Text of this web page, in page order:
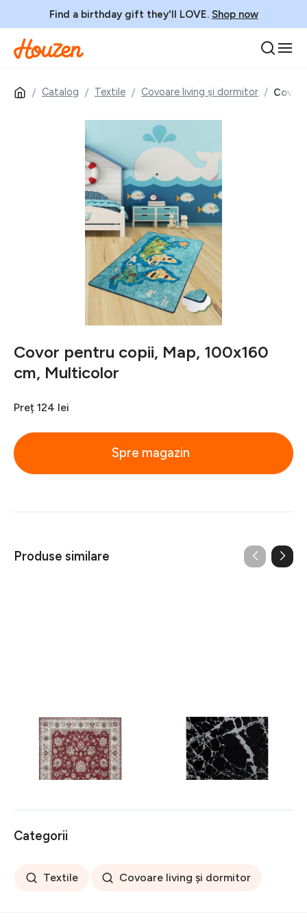
Find a birthday gift they'll LOVE. Shop now
Catalog Textile Covoare living și dormitor Covor
Covor pentru copii, Map, 100x160
cm, Multicolor
Preț 124 lei
Spre magazin
Produse similare
Covor rezistent Eko, ALT
05 - Red, Ivory, 100%
poliester, 80 x 150 cm
256 lei
Covor rezistent SM 21 -
Black, Silver XW, 80x300
441 lei
Categorii
Textile Covoare living și dormitor